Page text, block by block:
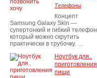
Телефоны
Концепт
Samsung Galaxy Skin —
супертонкий и гибкий телефон,
который можно скрутить
практически в трубочку. …
Ноутбук для..
приготовления
пищи